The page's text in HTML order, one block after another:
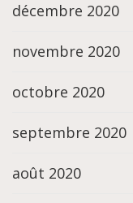
décembre 2020
novembre 2020
octobre 2020
septembre 2020
août 2020